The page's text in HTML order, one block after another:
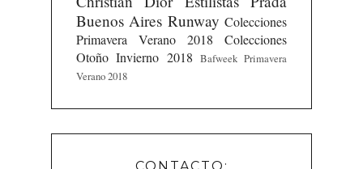
Buenos Aires Runway Colecciones
Primavera Verano 2018
Colecciones
Otoño Invierno 2018 Bafweek Primavera
Verano 2018